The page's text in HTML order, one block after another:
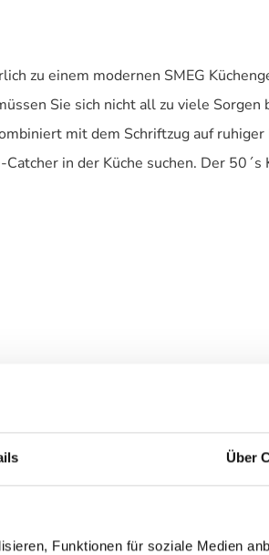
Über
Funktionen für soziale Medien
zu einem modernen SMEG
Sie sich nicht all zu viele
mit dem Schriftzug auf
in der Küche suchen. Der 50´s